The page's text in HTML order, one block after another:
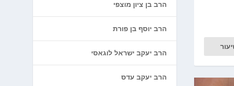
הרב בן ציון מוצפי
הרב יוסף בן פורת
הרב יעקב ישראל לוגאסי
הרב יעקב עדס